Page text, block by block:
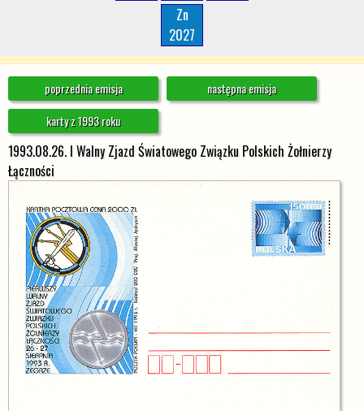
Zn
2027
poprzednia emisja
następna emisja
karty z 1993 roku
1993.08.26. I Walny Zjazd Światowego Związku Polskich Żołnierzy
Łączności